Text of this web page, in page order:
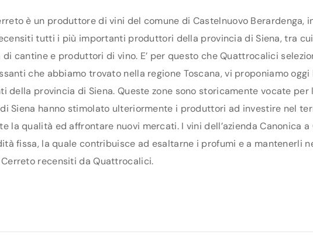
è un produttore di vini del comune di Castelnuovo Berardenga,
tutti i più importanti produttori della provincia di Siena, tra
di cantine e produttori di vino. E’ per questo che Quattrocalici
che abbiamo trovato nella regione Toscana, vi proponiamo
della provincia di Siena. Queste zone sono storicamente vocate
Siena hanno stimolato ulteriormente i produttori ad investire nel
la qualità ed affrontare nuovi mercati. I vini dell’azienda Canonica
fissa, la quale contribuisce ad esaltarne i profumi e a mantenerli
Cerreto recensiti da Quattrocalici.